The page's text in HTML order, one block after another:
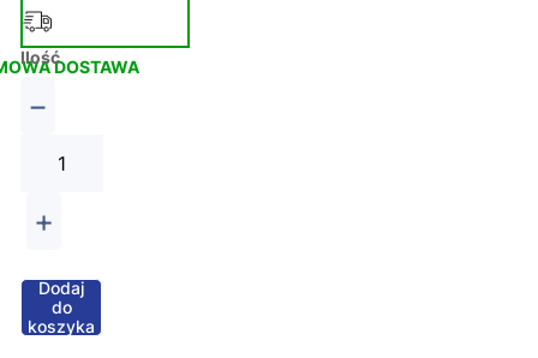
DOSTAWA
Ilość
−
+
Dodaj
do
koszyka